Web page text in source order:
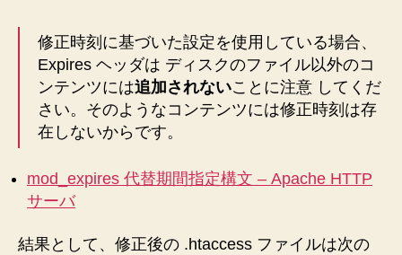
修正時刻に基づいた設定を使用している場合、
Expires ヘッダは ディスクのファイル以外のコ
ンテンツには追加されないことに注意 してくだ
さい。そのようなコンテンツには修正時刻は存
在しないからです。
mod_expires 代替期間指定構文 – Apache HTTP
サーバ
結果として、修正後の .htaccess ファイルは次の